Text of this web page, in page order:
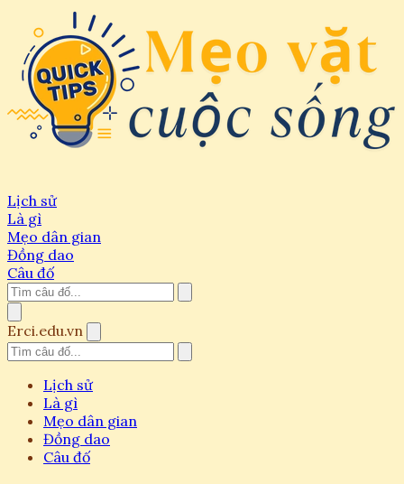
Lịch sử
Là gì
Mẹo dân gian
Đồng dao
Câu đố
Erci.edu.vn
Lịch sử
Là gì
Mẹo dân gian
Đồng dao
Câu đố